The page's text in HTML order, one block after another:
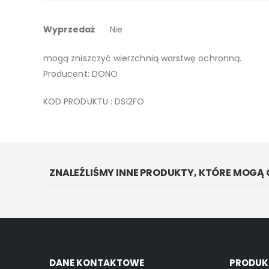
Obrazek osadzony jest na lakierowanym drewnie,
mogą zniszczyć wierzchnią warstwę ochronną.
Producent: DONO
KOD PRODUKTU : DS12FO
Więcej
Wyprzedaż Nie
ZNALEŹLIŚMY INNE PRODUKTY, KTÓRE
DANE KONTAKTOWE